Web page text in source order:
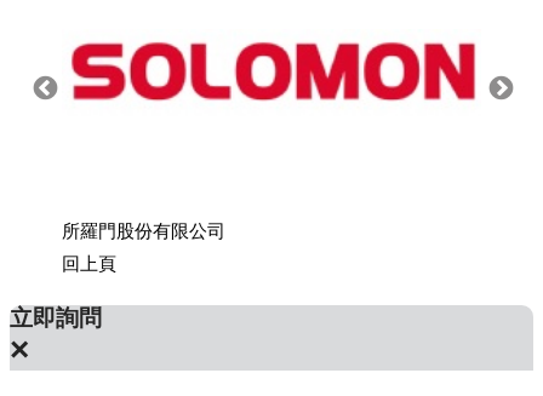
所羅門股份有限公司
回上頁
立即詢問
×